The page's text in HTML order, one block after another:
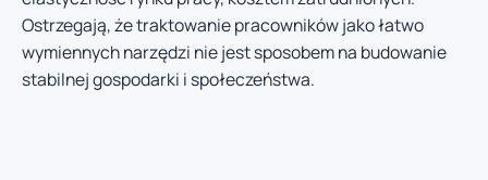
Ostrzegają, że traktowanie pracowników jako łatwo
wymiennych narzędzi nie jest sposobem na budowanie
stabilnej gospodarki i społeczeństwa.